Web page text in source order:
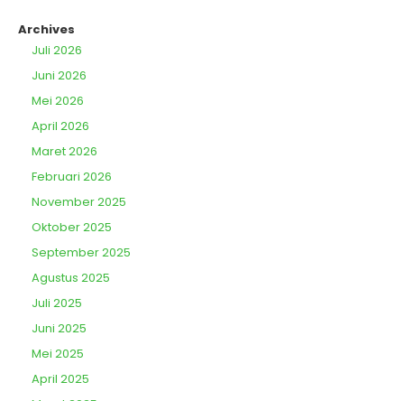
Archives
Juli 2026
Juni 2026
Mei 2026
April 2026
Maret 2026
Februari 2026
November 2025
Oktober 2025
September 2025
Agustus 2025
Juli 2025
Juni 2025
Mei 2025
April 2025